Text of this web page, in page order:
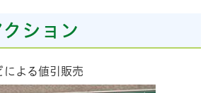
ション
による値引販売